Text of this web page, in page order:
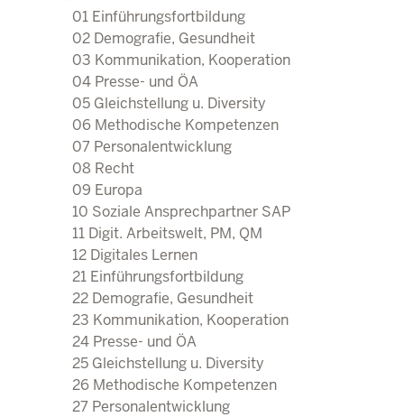
Direkt zum Inhalt
25 Gleichstellung u.
26 Methodische
27 Personalentwicklung
30 Soziale Ansprechpartner
31 Digit. Arbeitswelt, PM,
01 Einführungsfortbildung
02 Demografie, Gesundheit
03 Kommunikation, Kooperation
04 Presse- und ÖA
05 Gleichstellung u. Diversity
06 Methodische Kompetenzen
07 Personalentwicklung
08 Recht
09 Europa
10 Soziale Ansprechpartner SAP
11 Digit. Arbeitswelt, PM, QM
12 Digitales Lernen
21 Einführungsfortbildung
22 Demografie, Gesundheit
23 Kommunikation, Kooperation
24 Presse- und ÖA
25 Gleichstellung u. Diversity
26 Methodische Kompetenzen
27 Personalentwicklung